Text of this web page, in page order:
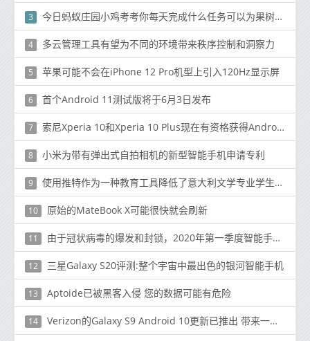
3 今日蚂蚁庄园小鸡考考你每天完成什么任务可以为果树获得500g肥料
4 多云管理工具有望为不同的环境带来秩序控制和洞察力
5 苹果可能不会在iPhone 12 Pro机型上引入120Hz显示屏
6 首个Android 11测试版将于6月3日发布
7 索尼Xperia 10和Xperia 10 Plus现在有资格获得Android 10更新
8 小米为带有弹出式自拍相机的新型智能手机申请专利
9 使用推特作为一种教育工具降低了意大利文学专业学生的考试成绩
10 原始的MateBook X可能很快就会刷新
11 由于冠状病毒的爆发和封锁，2020年第一季度智能手机出货量下降了13％
12 三星Galaxy S20评测:整个宇宙中最出色的银河智能手机
13 Aptoide已被黑客入侵 您的数据可能有危险
14 Verizon的Galaxy S9 Android 10更新已推出 带来一个UI 2.0